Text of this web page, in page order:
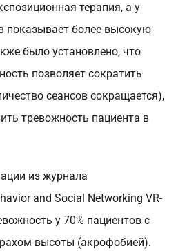
терапия, а у
показывает более высокую
было установлено, что
позволяет сократить
сеансов сокращается),
тревожность пациента в
из журнала
and Social Networking VR-
у 70% пациентов с
высоты (акрофобией).